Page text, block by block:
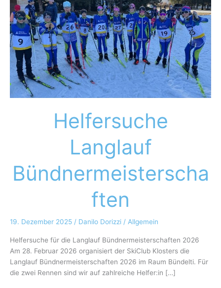
Helfersuche
Langlauf
Bündnermeisterscha
ften
19. Dezember 2025 / Danilo Dorizzi / Allgemein
Helfersuche für die Langlauf Bündnermeisterschaften 2026
Am 28. Februar 2026 organisiert der SkiClub Klosters die
Langlauf Bündnermeisterschaften 2026 im Raum Bündelti. Für
die zwei Rennen sind wir auf zahlreiche Helfer:in […]